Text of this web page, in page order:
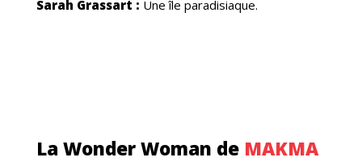
Sarah Grassart : Une île paradisiaque.
La Wonder Woman de MAKMA